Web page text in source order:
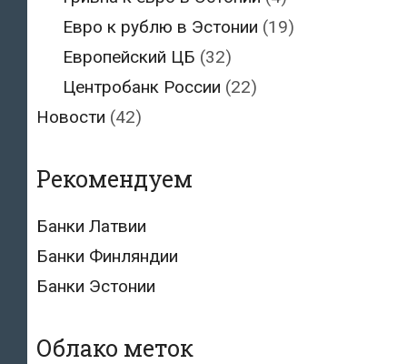
Евро к рублю в Эстонии (19)
Европейский ЦБ (32)
Центробанк России (22)
Новости (42)
Рекомендуем
Банки Латвии
Банки Финляндии
Банки Эстонии
Облако меток